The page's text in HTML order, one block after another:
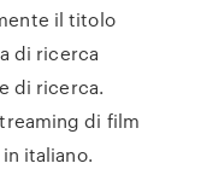
il titolo
di ricerca
di ricerca.
di film
italiano.